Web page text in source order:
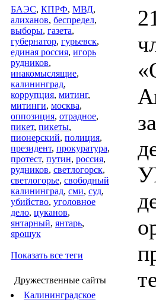
БАЭС, КПРФ, МВД,
алиханов, беспредел,
выборы, газета,
губернатор, гурьевск,
единая россия, игорь
рудников,
инакомыслящие,
калининград,
коррупция, митинг,
митинги, москва,
оппозиция, отрадное,
пикет, пикеты,
пионерский, полиция,
президент, прокуратура,
протест, путин, россия,
рудников, светлогорск,
светлогорье, свободный
калининград, сми, суд,
убийство, уголовное
дело, цуканов,
янтарный, янтарь,
ярошук
Показать все теги
Дружественные сайты
Калининградское